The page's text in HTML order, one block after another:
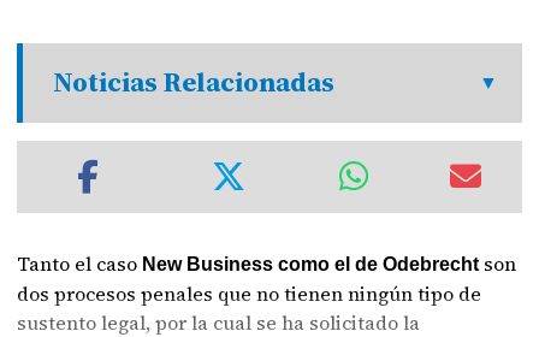
Noticias Relacionadas
Tanto el caso New Business como el de Odebrecht son
dos procesos penales que no tienen ningún tipo de
sustento legal, por la cual se ha solicitado la